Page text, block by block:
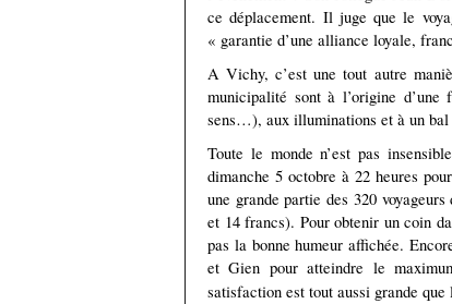
ce déplacement. Il juge que le
« garantie d’une alliance loyale,
A Vichy, c’est une tout autre
municipalité sont à l’origine
sens…), aux illuminations et à un bal
Toute le monde n’est pas
dimanche 5 octobre à 22 heures
une grande partie des 320
et 14 francs). Pour obtenir un coin
pas la bonne humeur affichée.
et Gien pour atteindre le
satisfaction est tout aussi grande que